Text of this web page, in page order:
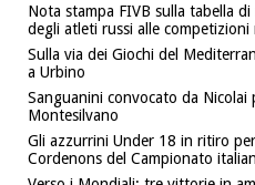
Nota stampa FIVB sulla tabella
degli atleti russi alle competizioni
Sulla via dei Giochi del
a Urbino
Sanguanini convocato da Nicolai
Montesilvano
Gli azzurrini Under 18 in ritiro
Cordenons del Campionato